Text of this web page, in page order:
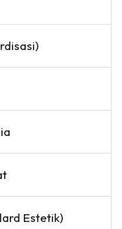
Estetik)